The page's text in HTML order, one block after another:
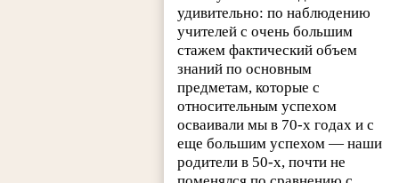
удивительно: по наблюдению
учителей с очень большим
стажем фактический объем
знаний по основным
предметам, которые с
относительным успехом
осваивали мы в 70-х годах и с
еще большим успехом — наши
родители в 50-х, почти не